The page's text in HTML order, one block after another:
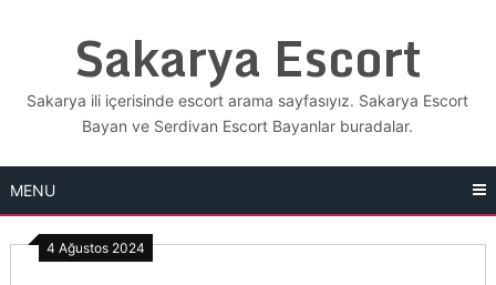
Sakarya Escort
Sakarya ili içerisinde escort arama sayfasıyız. Sakarya Escort
Bayan ve Serdivan Escort Bayanlar buradalar.
MENU
4 Ağustos 2024